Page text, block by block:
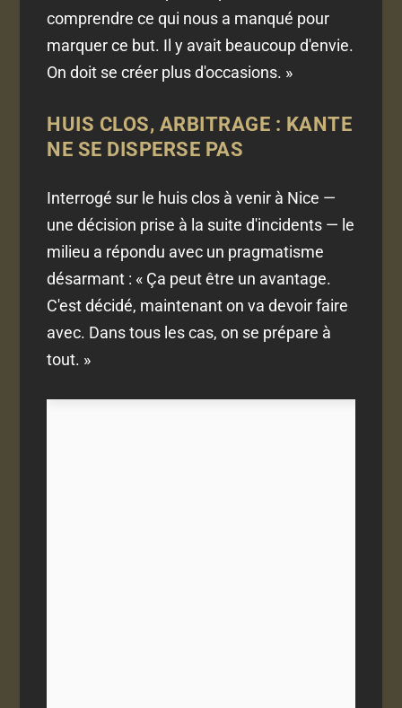
comprendre ce qui nous a manqué pour
marquer ce but. Il y avait beaucoup d'envie.
On doit se créer plus d'occasions. »
HUIS CLOS, ARBITRAGE : KANTE
NE SE DISPERSE PAS
Interrogé sur le huis clos à venir à Nice —
une décision prise à la suite d'incidents — le
milieu a répondu avec un pragmatisme
désarmant : « Ça peut être un avantage.
C'est décidé, maintenant on va devoir faire
avec. Dans tous les cas, on se prépare à
tout. »